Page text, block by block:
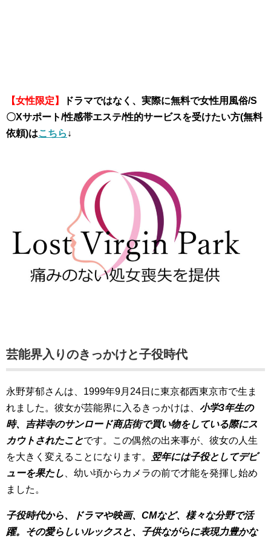
【女性限定】
ドラマではなく、実際に無料で女性用風俗/S
〇Xサポート/性感帯エステ/性的サービスを受けたい方(無料
依頼)はこちら ↓
芸能界入りのきっかけと子役時代
永野芽郁さんは、1999年9月24日に東京都西東京市で生ま
れました。彼女が芸能界に入るきっかけは、 小学3年生の
時、吉祥寺のサンロード商店街で買い物をしている際にス
カウトされたことです。この偶然の出来事が、彼女の人生
を大きく変えることになります。
翌年には子役としてデビ
ューを果たし 、幼い頃からカメラの前で才能を発揮し始め
ました。
子役時代から、ドラマや映画、CMなど、様々な分野で活
躍。その愛らしいルックスと、子供ながらに表現力豊かな